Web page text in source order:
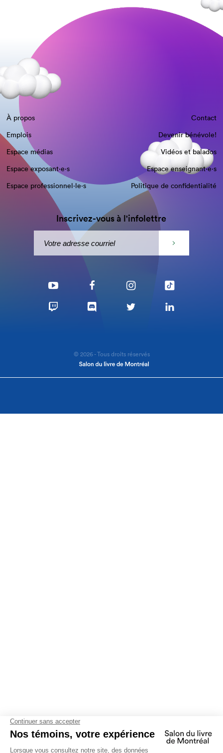
À propos
Contact
Emplois
Devenir bénévole!
Espace médias
Vidéos et balados
Espace exposant·e⋅s
Espace enseignant·e⋅s
Espace professionnel·le⋅s
Politique de confidentialité
Inscrivez-vous à l'infolettre
© 2026 - Tous droits réservés